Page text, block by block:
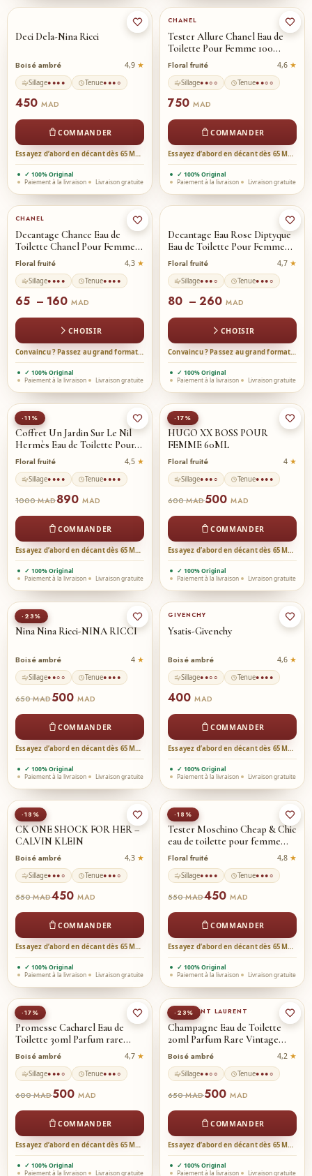
Deci Dela-Nina Ricci
Boisé ambré 4,9
Sillage●●●● Tenue●●●○
450 MAD
COMMANDER
Essayez d’abord en décant dès 65 MAD →
✓ 100% Original
Paiement à la livraison
Livraison gratuite
CHANEL
Tester Allure Chanel Eau de
Toilette Pour Femme 100…
Floral fruité 4,6
Sillage●●○○ Tenue●●○○
750 MAD
COMMANDER
Essayez d’abord en décant dès 65 MAD →
✓ 100% Original
Paiement à la livraison
Livraison gratuite
3ml
5ml 10ml★
CHANEL
Decantage Chance Eau de
Toilette Chanel Pour Femme…
Floral fruité 4,3
Sillage●●●● Tenue●●●●
65 – 160 MAD
CHOISIR
Convaincu ? Passez au grand format →
✓ 100% Original
Paiement à la livraison
Livraison gratuite
10ml★ 5ml 3ml
Decantage Eau Rose Diptyque
Eau de Toilette Pour Femme…
Floral fruité 4,7
Sillage●●●○ Tenue●●●○
80 – 260 MAD
CHOISIR
Convaincu ? Passez au grand format →
✓ 100% Original
Paiement à la livraison
Livraison gratuite
-11%
Coffret Un Jardin Sur Le Nil
Hermès Eau de Toilette Pour…
Floral fruité 4,5
Sillage●●●● Tenue●●●●
1000MAD890MAD
COMMANDER
Essayez d’abord en décant dès 65 MAD →
✓ 100% Original
Paiement à la livraison
Livraison gratuite
-17%
HUGO XX BOSS POUR
FEMME 60ML
Floral fruité 4
Sillage●●●○ Tenue●●●●
600MAD500MAD
COMMANDER
Essayez d’abord en décant dès 65 MAD →
✓ 100% Original
Paiement à la livraison
Livraison gratuite
-23%
Nina Nina Ricci-NINA RICCI
Boisé ambré 4
Sillage●●○○ Tenue●●●●
650MAD500MAD
COMMANDER
Essayez d’abord en décant dès 65 MAD →
✓ 100% Original
Paiement à la livraison
Livraison gratuite
GIVENCHY
Ysatis-Givenchy
Boisé ambré 4,6
Sillage●●○○ Tenue●●●●
400 MAD
COMMANDER
Essayez d’abord en décant dès 65 MAD →
✓ 100% Original
Paiement à la livraison
Livraison gratuite
-18%
CK ONE SHOCK FOR HER –
CALVIN KLEIN
Boisé ambré 4,3
Sillage●●●○ Tenue●●●○
550MAD450MAD
COMMANDER
Essayez d’abord en décant dès 65 MAD →
✓ 100% Original
Paiement à la livraison
Livraison gratuite
-18%
Tester Moschino Cheap & Chic
eau de toilette pour femme…
Floral fruité 4,8
Sillage●●●● Tenue●●●○
550MAD450MAD
COMMANDER
Essayez d’abord en décant dès 65 MAD →
✓ 100% Original
Paiement à la livraison
Livraison gratuite
-17%
Promesse Cacharel Eau de
Toilette 30ml Parfum rare…
Boisé ambré 4,7
Sillage●●●○ Tenue●●●○
600MAD500MAD
COMMANDER
Essayez d’abord en décant dès 65 MAD →
✓ 100% Original
Paiement à la livraison
Livraison gratuite
-23%
YVES SAINT LAURENT
Champagne Eau de Toilette
20ml Parfum Rare Vintage…
Boisé ambré 4,2
Sillage●●○○ Tenue●●●○
650MAD500MAD
COMMANDER
Essayez d’abord en décant dès 65 MAD →
✓ 100% Original
Paiement à la livraison
Livraison gratuite